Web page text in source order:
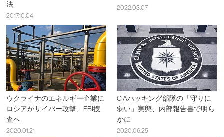
法
2017.10.04
2022.03.07
ウクライナのエネルギー企業に
ロシアがサイバー攻撃、FBI捜
査へ
2020.01.21
CIAハッキング部隊の「守りに
弱い」実態、内部報告書で明ら
かに
2020.06.25